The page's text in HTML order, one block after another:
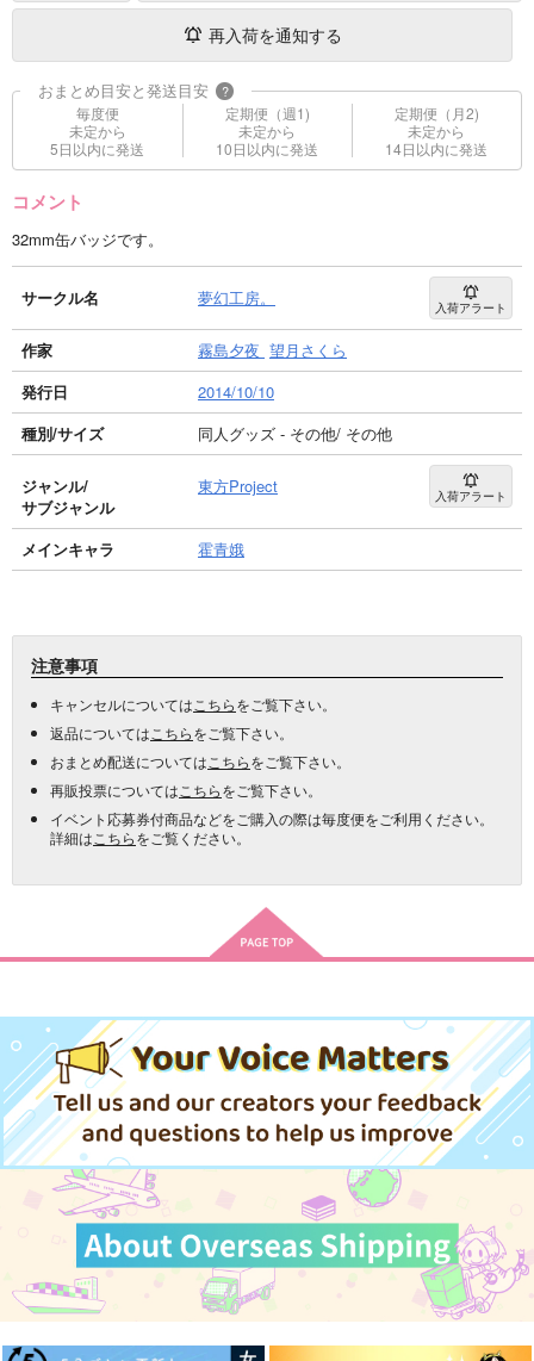
再入荷を通知する
おまとめ目安と発送目安 ?
毎度便
未定から
5日以内に発送
定期便（週1)
未定から
10日以内に発送
定期便（月2)
未定から
14日以内に発送
コメント
32mm缶バッジです。
サークル名 夢幻工房。 入荷アラート
作家 霧島夕夜 望月さくら
発行日
2014/10/10
種別/サイズ
同人グッズ - その他/ その他
ジャンル/
サブジャンル
東方Project 入荷アラート
メインキャラ 霍青娥
注意事項
キャンセルについては こちらをご覧下さい。
返品については こちらをご覧下さい。
おまとめ配送については こちらをご覧下さい。
再販投票については こちらをご覧下さい。
イベント応募券付商品などをご購入の際は毎度便をご利用ください。
詳細は こちらをご覧ください。